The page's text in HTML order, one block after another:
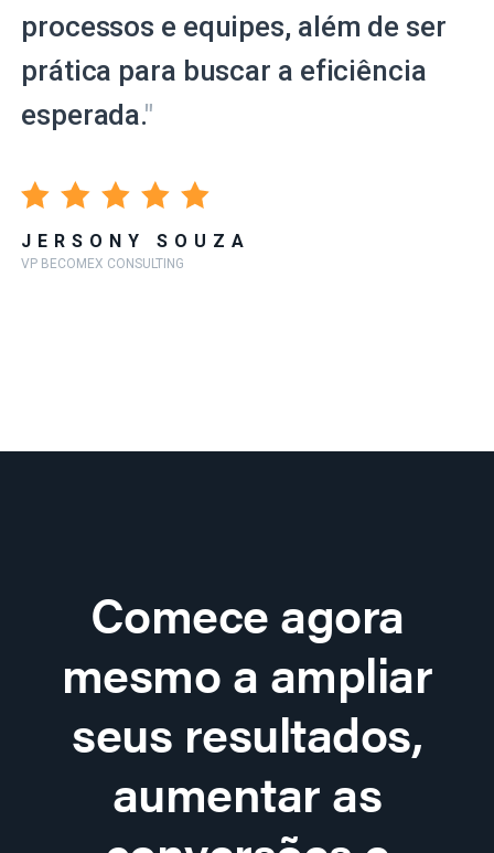
processos e equipes, além de ser
prática para buscar a eficiência
esperada."
JERSONY SOUZA
VP BECOMEX CONSULTING
Comece agora
mesmo a ampliar
seus resultados,
aumentar as